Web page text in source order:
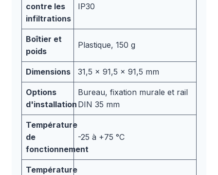
contre les
infiltrations
IP30
Boîtier et
poids
Plastique, 150 g
Dimensions 31,5 x 91,5 x 91,5 mm
Options
d'installation
Bureau, fixation murale et rail
DIN 35 mm
Température
de
fonctionnement
-25 à +75 °C
Température